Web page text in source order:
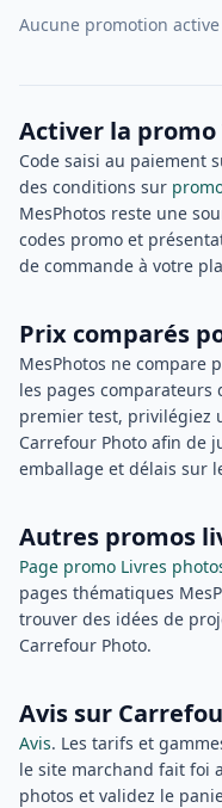
Aucune promotion
Activer la promo
Code saisi au paiement
des conditions sur
MesPhotos reste une
codes promo et
de commande à votre
Prix comparés
MesPhotos ne compare
les pages comparateurs
premier test, privilégiez
Carrefour Photo afin de
emballage et délais sur
Autres promos
Page promo Livres
pages thématiques
trouver des idées de
Carrefour Photo.
Avis sur
Avis. Les tarifs et
le site marchand fait foi
photos et validez le